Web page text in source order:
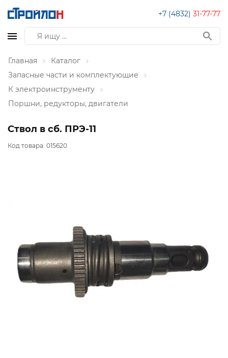
+7 (4832) 31-77-77
Главная
Каталог
Запасные части и комплектующие
К электроинструменту
Поршни, редукторы, двигатели
Ствол в сб. ПРЭ-11
Код товара: 015620